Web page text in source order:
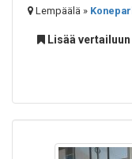
Lempäälä »
Lisää vertailuun